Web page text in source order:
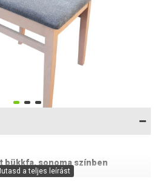
bükkfa, sonoma színben